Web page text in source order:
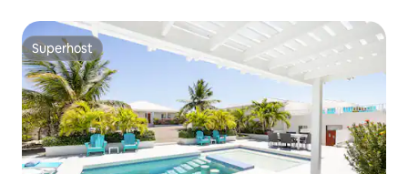
Superhost
Superhost